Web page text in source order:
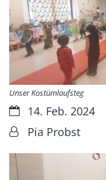
Unser Kostümlaufsteg
Datum:14. Feb. 2024
Von:Pia Probst